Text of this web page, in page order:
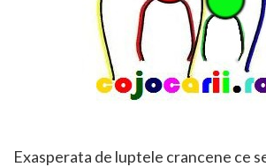
Exasperata de luptele crancene ce